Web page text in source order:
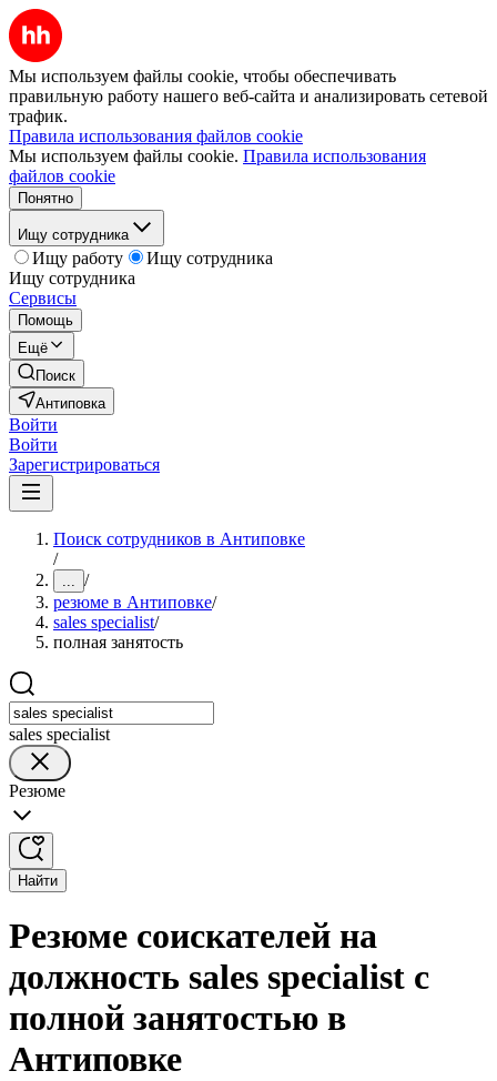
Мы используем файлы cookie, чтобы обеспечивать
правильную работу нашего веб-сайта и анализировать сетевой
трафик.
Правила использования файлов cookie
Мы используем файлы cookie. Правила использования
файлов cookie
Понятно
Ищу сотрудника
Ищу работу
Ищу сотрудника
Ищу сотрудника
Сервисы
Помощь
Ещё
Поиск
Антиповка
Войти
Войти
Зарегистрироваться
Поиск сотрудников в Антиповке
/
... /
резюме в Антиповке/
sales specialist/
полная занятость
sales specialist
Резюме
Найти
Резюме соискателей на
должность sales specialist с
полной занятостью в
Антиповке